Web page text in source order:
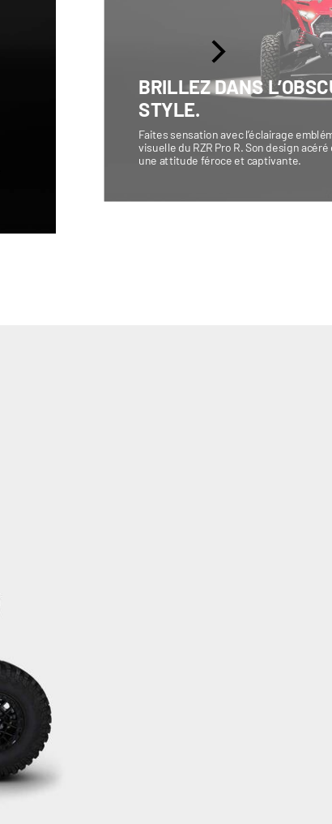
BRILLEZ DANS
STYLE.
Faites sensation avec l’éclairage
visuelle du RZR Pro R. Son design
une attitude féroce et captivante.